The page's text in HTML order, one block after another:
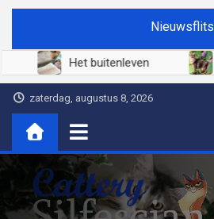
Ga
de
Nieuwsflits
Het buitenleven
zaterdag, augustus 8, 2026